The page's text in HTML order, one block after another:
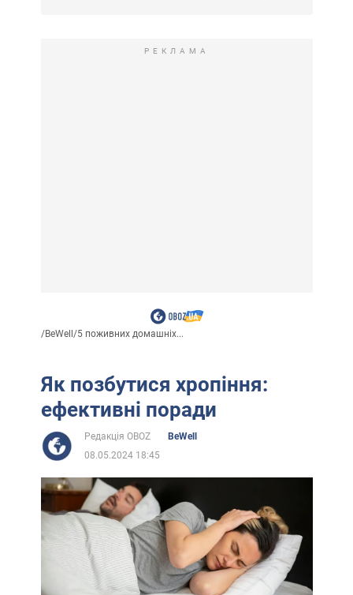
РЕКЛАМА
/BeWell /5 поживних домашніх...
Як позбутися хропіння:
ефективні поради
Редакція OBOZ
BeWell
08.05.2024 18:45